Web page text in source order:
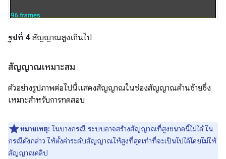
รูปที่ 4 สัญญาณสูงเกินไป
สัญญาณเหมาะสม
ตัวอย่างรูปภาพต่อไปนี้แสดงสัญญาณในช่องสัญญาณด้านซ้ายซึ่ง
เหมาะสำหรับการทดสอบ
หมายเหตุ: ในบางกรณี ระบบอาจสร้างสัญญาณที่สูงขนาดนี้ไม่ได้ ใน
กรณีดังกล่าว ให้ตั้งค่าระดับสัญญาณให้สูงที่สุดเท่าที่จะเป็นไปได้โดยไม่ให้
สัญญาณคลิป